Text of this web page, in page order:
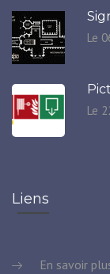
Le
Le
Liens
En savoir